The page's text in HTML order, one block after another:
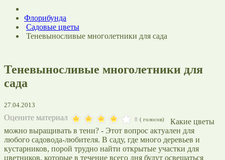
Флорибунда
Садовые цветы
Теневыносливые многолетники для сада
Теневыносливые многолетники для
сада
27.04.2013
Оцените материал (
8 голосов)
Какие цветы
можно выращивать в тени? - Этот вопрос актуален для
любого садовода-любителя. В саду, где много деревьев и
кустарников, порой трудно найти открытые участки для
цветников, которые в течение всего дня будут освещаться